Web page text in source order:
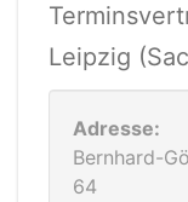
Leipzig
Adresse:
Bernhard-
64